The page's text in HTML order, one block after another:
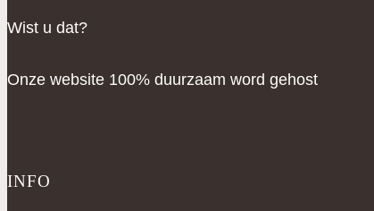
Wist u dat?
Onze website 100% duurzaam word gehost
INFO